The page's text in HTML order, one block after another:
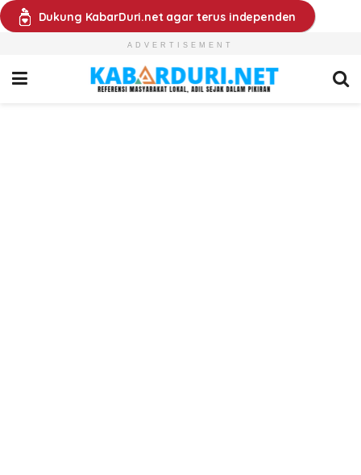
Dukung KabarDuri.net agar terus independen
ADVERTISEMENT